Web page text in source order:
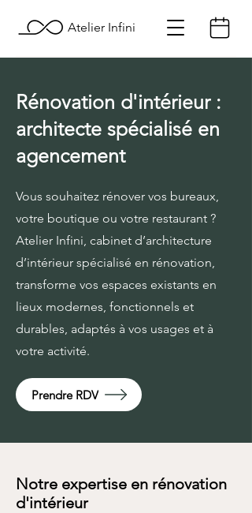
Atelier Infini
Rénovation d'intérieur :
architecte spécialisé en
agencement
Vous souhaitez rénover vos bureaux,
votre boutique ou votre restaurant ?
Atelier Infini, cabinet d’architecture
d’intérieur spécialisé en rénovation,
transforme vos espaces existants en
lieux modernes, fonctionnels et
durables, adaptés à vos usages et à
votre activité.
Prendre RDV
Notre expertise en rénovation
d'intérieur